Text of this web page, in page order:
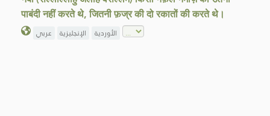
पाबंदी नहीं करते थे, जितनी फ़ज्र की दो रकातों की करते थे।
عربي الإنجليزية الأوردية